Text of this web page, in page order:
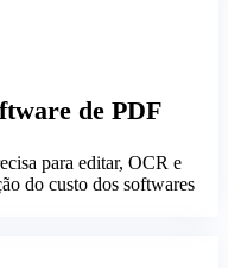
de PDF
para editar, OCR e
do custo dos softwares